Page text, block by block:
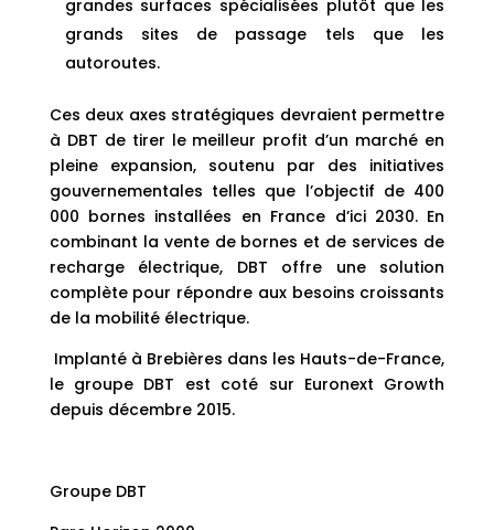
grandes surfaces spécialisées plutôt que les
grands sites de passage tels que les
autoroutes.
Ces deux axes stratégiques devraient permettre
à DBT de tirer le meilleur profit d’un marché en
pleine expansion, soutenu par des initiatives
gouvernementales telles que l’objectif de 400
000 bornes installées en France d’ici 2030. En
combinant la vente de bornes et de services de
recharge électrique, DBT offre une solution
complète pour répondre aux besoins croissants
de la mobilité électrique.
Implanté à Brebières dans les Hauts-de-France,
le groupe DBT est coté sur Euronext Growth
depuis décembre 2015.
Groupe DBT